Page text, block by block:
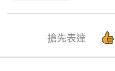
搶先表達